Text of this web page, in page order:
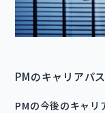
PMのキャリアパス
PMの今後のキャリ